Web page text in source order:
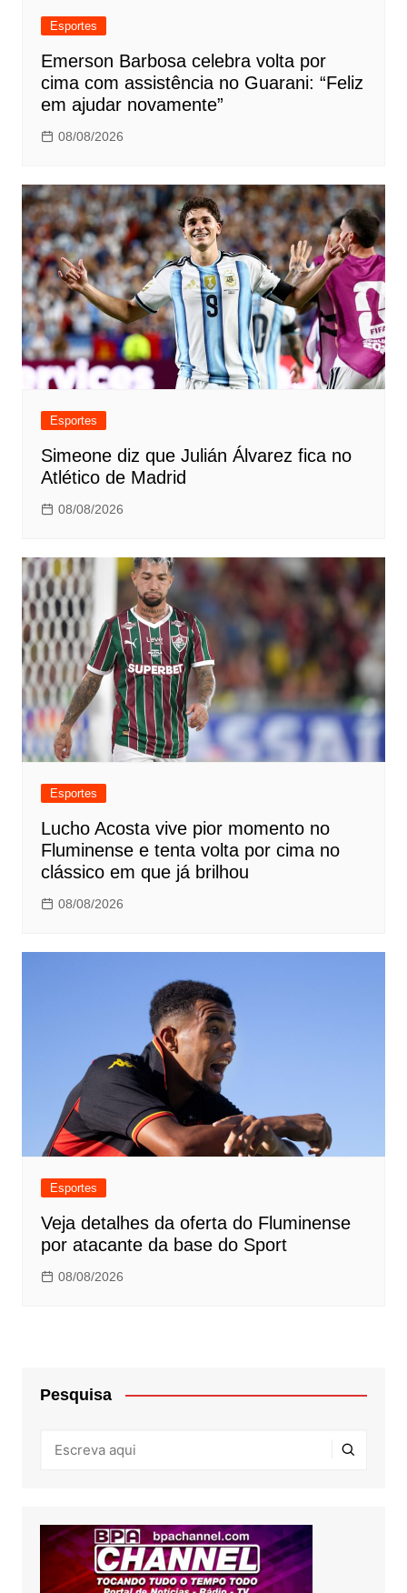
Esportes
Emerson Barbosa celebra volta por
cima com assistência no Guarani: “Feliz
em ajudar novamente”
08/08/2026
Esportes
Simeone diz que Julián Álvarez fica no
Atlético de Madrid
08/08/2026
Esportes
Lucho Acosta vive pior momento no
Fluminense e tenta volta por cima no
clássico em que já brilhou
08/08/2026
Esportes
Veja detalhes da oferta do Fluminense
por atacante da base do Sport
08/08/2026
Pesquisa